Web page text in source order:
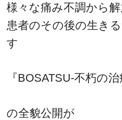
様々な痛み不調から
患者のその後の生き
す
『BOSATSU-不朽の治
の全貌公開が